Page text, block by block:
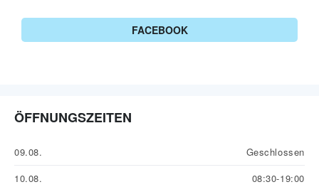
FACEBOOK
ÖFFNUNGSZEITEN
09.08.
Geschlossen
10.08.
08:30-19:00